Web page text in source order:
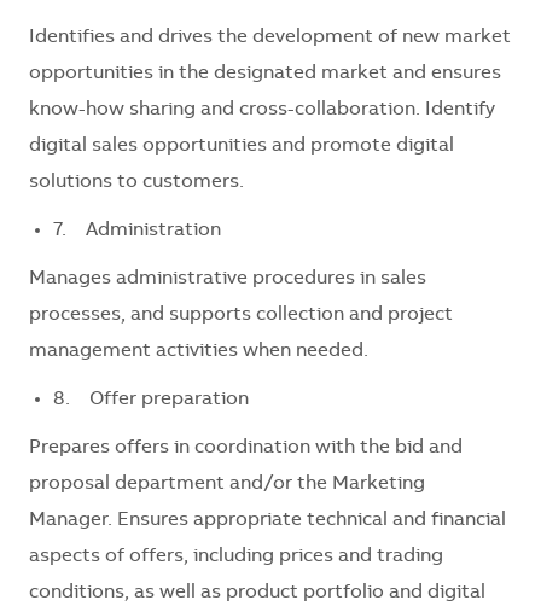
Identifies and drives the development of new market
opportunities in the designated market and ensures
know-how sharing and cross-collaboration. Identify
digital sales opportunities and promote digital
solutions to customers.
7. Administration
Manages administrative procedures in sales
processes, and supports collection and project
management activities when needed.
8. Offer preparation
Prepares offers in coordination with the bid and
proposal department and/or the Marketing
Manager. Ensures appropriate technical and financial
aspects of offers, including prices and trading
conditions, as well as product portfolio and digital